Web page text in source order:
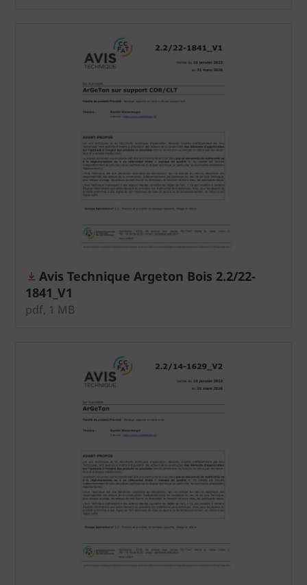
Avis Technique Argeton Bois 2.2/22-
1841_V1
pdf, 1 MB